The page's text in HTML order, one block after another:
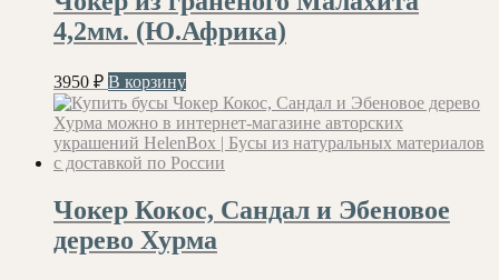
4,2мм. (Ю.Африка)
3950 ₽ В корзину
Чокер Кокос, Сандал и Эбеновое
дерево Хурма